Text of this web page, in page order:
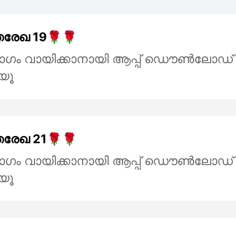
19🌹🌹
വായിക്കാനായി ആപ്പ് ഡൌൺലോഡ്
21🌹🌹
വായിക്കാനായി ആപ്പ് ഡൌൺലോഡ്